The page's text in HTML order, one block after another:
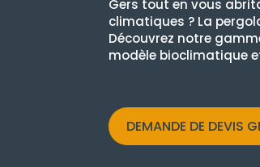
Gers tout en vous
climatiques ? La
Découvrez notre
modèle bioclimatique
DEMANDE DE DEVIS